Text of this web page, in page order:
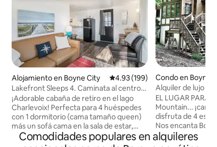
Alojamiento en Boyne City Calificación promedio: 4.93 de
4.93 (199)
Lakefront Sleeps 4. Caminata al centro
de la ciudad + cerca de Boyne Mtn
¡Adorable cabaña de retiro en el lago
Charlevoix! Perfecta para 4 huéspedes
con 1 dormitorio (cama tamaño queen)
más un sofá cama en la sala de estar,
baño completo y cocina. Relájate en la
terraza cubierta con vistas a 38 metros
Condo en Boyne
Alquiler de lujo
dormitorios/4
EL LUGAR PARA
Mountain...
disfruta de 4
Nos encanta
deseando
fabulosa casa de
Comodidades populares en alquileres